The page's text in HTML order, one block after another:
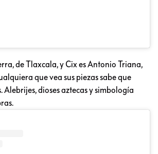
de Tlaxcala, y Cix es Antonio Triana,
que vea sus piezas sabe que
Alebrijes, dioses aztecas y simbología